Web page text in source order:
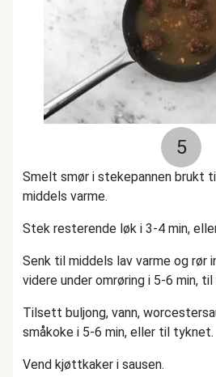
5
Smelt smør i stekepannen brukt
middels varme.
Stek resterende løk i 3-4 min,
Senk til middels lav varme og rør
videre under omrøring i 5-6 min,
Tilsett buljong, vann,
småkoke i 5-6 min, eller til tyknet.
Vend kjøttkaker i sausen.